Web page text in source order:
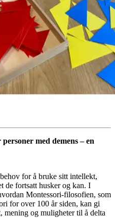
med demens – en
for å bruke sitt intellekt,
de fortsatt husker og kan. I
Montessori-filosofien, som
for over 100 år siden, kan gi
mening og muligheter til å delta